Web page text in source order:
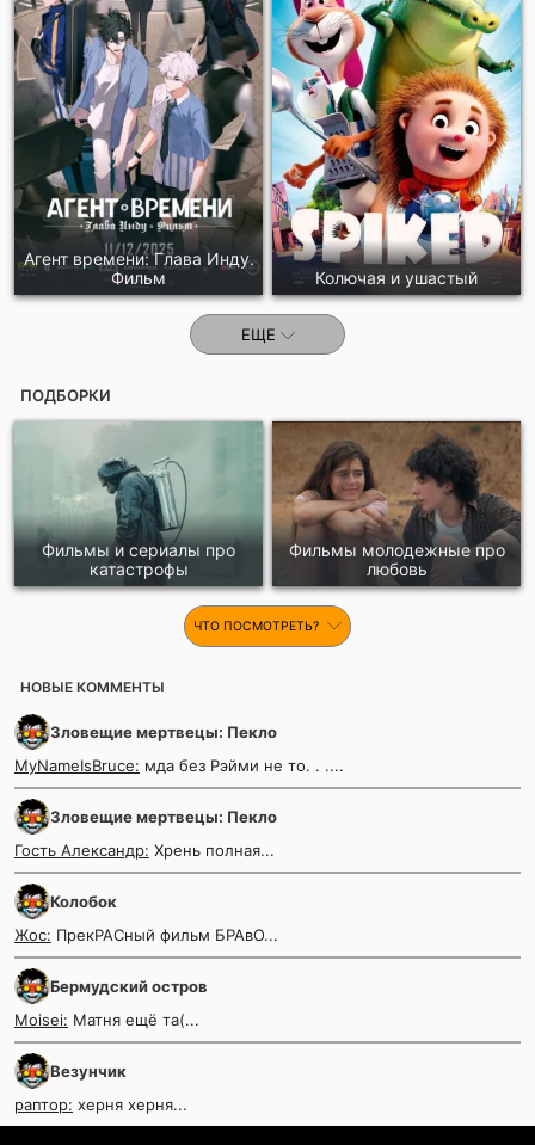
Агент времени: Глава Инду.
Фильм
Колючая и ушастый
ЕЩЕ
ПОДБОРКИ
Фильмы и сериалы про
катастрофы
Фильмы молодежные про
любовь
ЧТО ПОСМОТРЕТЬ?
НОВЫЕ КОММЕНТЫ
Зловещие мертвецы: Пекло
MyNameIsBruce: мда без Рэйми не то. . ....
Зловещие мертвецы: Пекло
Гость Александр: Хрень полная...
Колобок
Жос: ПрекРАСный фильм БРАвО...
Бермудский остров
Moisei: Матня ещё та(...
Везунчик
раптор: херня херня...